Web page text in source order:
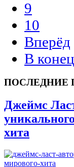
9
10
Вперёд
В конец
ПОСЛЕДНИЕ
Джеймс
хита